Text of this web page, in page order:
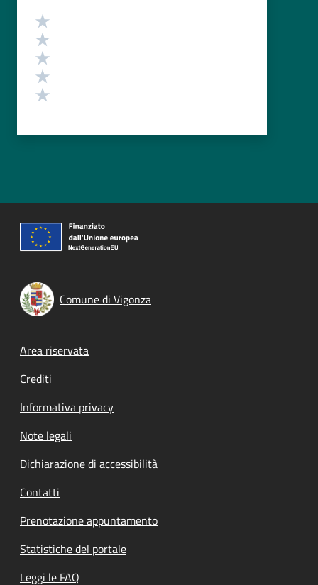
Valutazione
Comune di Vigonza
Footer menu
Area riservata
Crediti
Informativa privacy
Note legali
Dichiarazione di accessibilità
Contatti
Prenotazione appuntamento
Statistiche del portale
Leggi le FAQ